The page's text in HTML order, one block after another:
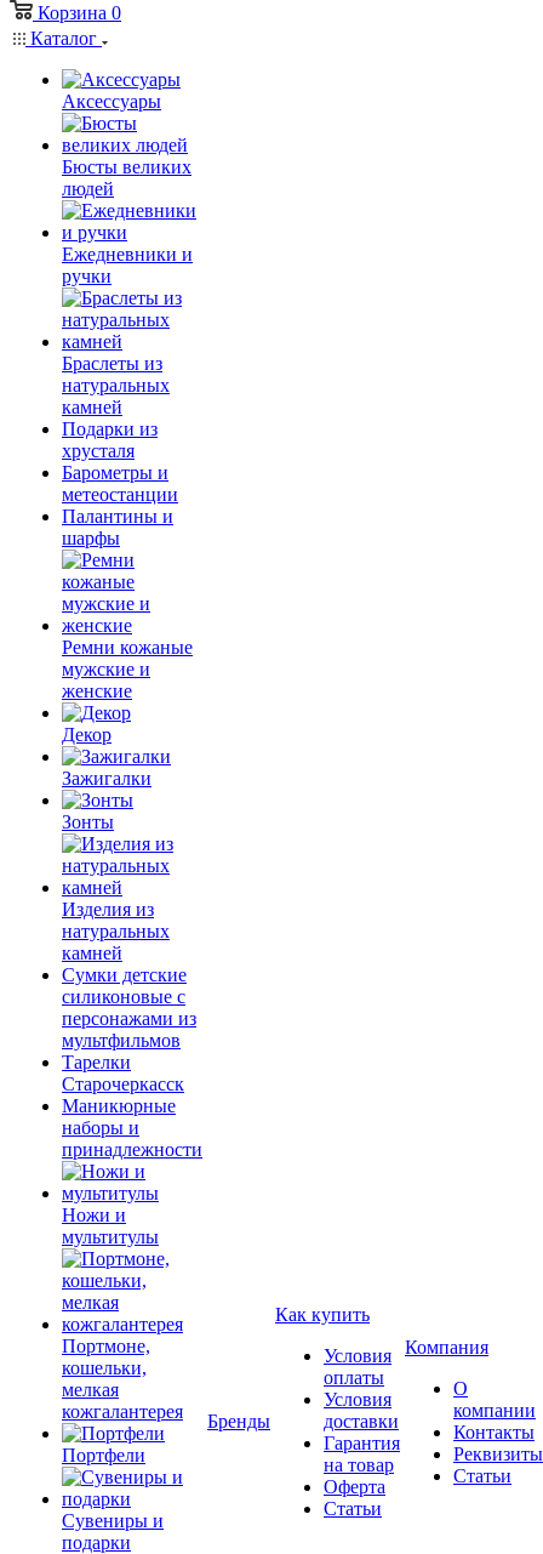
Корзина 0
Каталог
Аксессуары
Бюсты великих
людей
Ежедневники и
ручки
Браслеты из
натуральных
камней
Подарки из
хрусталя
Барометры и
метеостанции
Палантины и
шарфы
Ремни кожаные
мужские и
женские
Декор
Зажигалки
Зонты
Изделия из
натуральных
камней
Сумки детские
силиконовые с
персонажами из
мультфильмов
Тарелки
Старочеркасск
Маникюрные
наборы и
принадлежности
Ножи и
мультитулы
Портмоне,
кошельки,
мелкая
кожгалантерея
Портфели
Сувениры и
подарки
Бренды
Как купить
Условия
оплаты
Условия
доставки
Гарантия
на товар
Оферта
Статьи
Компания
О
компании
Контакты
Реквизиты
Статьи